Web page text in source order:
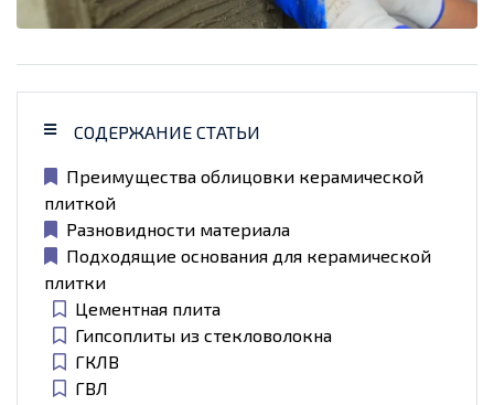
СОДЕРЖАНИЕ СТАТЬИ
Преимущества облицовки керамической
плиткой
Разновидности материала
Подходящие основания для керамической
плитки
Цементная плита
Гипсоплиты из стекловолокна
ГКЛВ
ГВЛ